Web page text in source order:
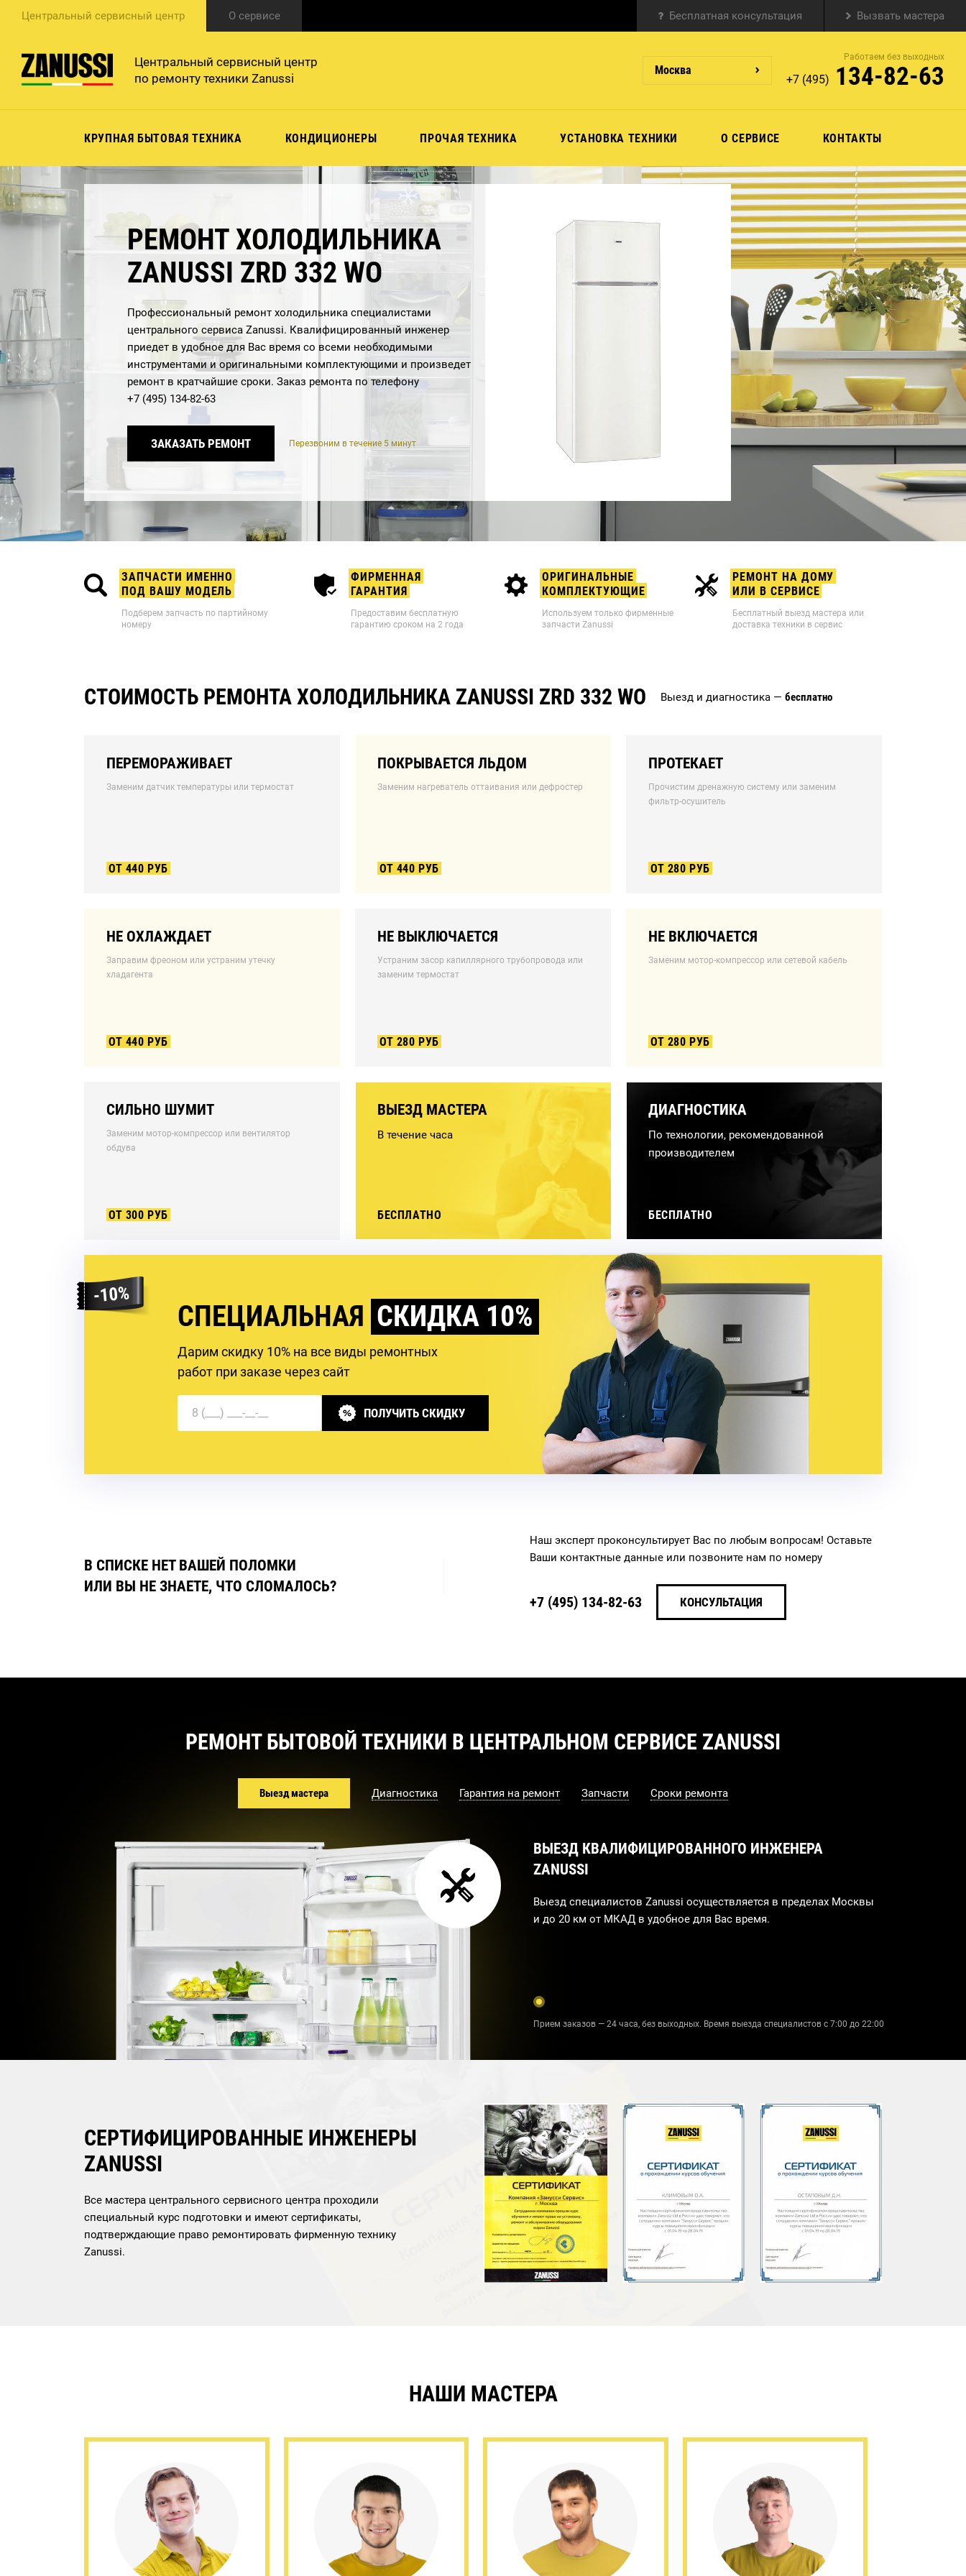
Центральный сервисный центр О сервисе Бесплатная консультация Вызвать мастера
Центральный сервисный центр
по ремонту техники Zanussi
Москва
Работаем без выходных
+7 (495) 134-82-63
КРУПНАЯ БЫТОВАЯ ТЕХНИКА КОНДИЦИОНЕРЫ ПРОЧАЯ ТЕХНИКА УСТАНОВКА ТЕХНИКИ О СЕРВИСЕ КОНТАКТЫ
РЕМОНТ ХОЛОДИЛЬНИКА
ZANUSSI ZRD 332 WO
Профессиональный ремонт холодильника специалистами
центрального сервиса Zanussi. Квалифицированный инженер
приедет в удобное для Вас время со всеми необходимыми
инструментами и оригинальными комплектующими и произведет
ремонт в кратчайшие сроки. Заказ ремонта по телефону
+7 (495) 134-82-63
ЗАКАЗАТЬ РЕМОНТ Перезвоним в течение 5 минут
ЗАПЧАСТИ ИМЕННО
ПОД ВАШУ МОДЕЛЬ
Подберем запчасть по партийному
номеру
ФИРМЕННАЯ
ГАРАНТИЯ
Предоставим бесплатную
гарантию сроком на 2 года
ОРИГИНАЛЬНЫЕ
КОМПЛЕКТУЮЩИЕ
Используем только фирменные
запчасти Zanussi
РЕМОНТ НА ДОМУ
ИЛИ В СЕРВИСЕ
Бесплатный выезд мастера или
доставка техники в сервис
СТОИМОСТЬ РЕМОНТА ХОЛОДИЛЬНИКА ZANUSSI ZRD 332 WO Выезд и диагностика — бесплатно
ПЕРЕМОРАЖИВАЕТ
Заменим датчик температуры или термостат
ОТ 440 РУБ
ПОКРЫВАЕТСЯ ЛЬДОМ
Заменим нагреватель оттаивания или дефростер
ОТ 440 РУБ
ПРОТЕКАЕТ
Прочистим дренажную систему или заменим
фильтр-осушитель
ОТ 280 РУБ
НЕ ОХЛАЖДАЕТ
Заправим фреоном или устраним утечку
хладагента
ОТ 440 РУБ
НЕ ВЫКЛЮЧАЕТСЯ
Устраним засор капиллярного трубопровода или
заменим термостат
ОТ 280 РУБ
НЕ ВКЛЮЧАЕТСЯ
Заменим мотор-компрессор или сетевой кабель
ОТ 280 РУБ
СИЛЬНО ШУМИТ
Заменим мотор-компрессор или вентилятор
обдува
ОТ 300 РУБ
ВЫЕЗД МАСТЕРА
В течение часа
БЕСПЛАТНО
ДИАГНОСТИКА
По технологии, рекомендованной
производителем
БЕСПЛАТНО
СПЕЦИАЛЬНАЯ СКИДКА 10%
Дарим скидку 10% на все виды ремонтных
работ при заказе через сайт
ПОЛУЧИТЬ СКИДКУ
В СПИСКЕ НЕТ ВАШЕЙ ПОЛОМКИ
ИЛИ ВЫ НЕ ЗНАЕТЕ, ЧТО СЛОМАЛОСЬ?
Наш эксперт проконсультирует Вас по любым вопросам! Оставьте
Ваши контактные данные или позвоните нам по номеру
+7 (495)134-82-63 КОНСУЛЬТАЦИЯ
РЕМОНТ БЫТОВОЙ ТЕХНИКИ В ЦЕНТРАЛЬНОМ СЕРВИСЕ ZANUSSI
Выезд мастера Диагностика Гарантия на ремонт Запчасти Сроки ремонта
ВЫЕЗД КВАЛИФИЦИРОВАННОГО ИНЖЕНЕРА
ZANUSSI
Выезд специалистов Zanussi осуществляется в пределах Москвы
и до 20 км от МКАД в удобное для Вас время.
Прием заказов — 24 часа, без выходных. Время выезда специалистов с 7:00 до 22:00
СЕРТИФИЦИРОВАННЫЕ ИНЖЕНЕРЫ
ZANUSSI
Все мастера центрального сервисного центра проходили
специальный курс подготовки и имеют сертификаты,
подтверждающие право ремонтировать фирменную технику
Zanussi.
НАШИ МАСТЕРА